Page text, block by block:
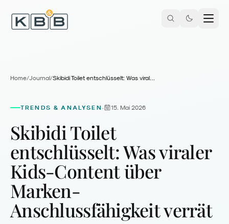
Home/Journal/ Skibidi Toilet entschlüsselt: Was viraler Kids-Content über Marken-Anschlussfähigkeit verrät
TRENDS & ANALYSEN· 15. Mai 2026
Skibidi Toilet
entschlüsselt: Was viraler
Kids-Content über
Marken-
Anschlussfähigkeit verrät